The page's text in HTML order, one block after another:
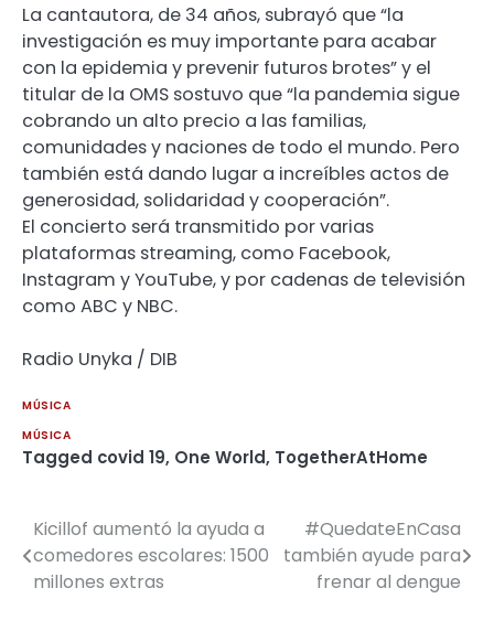
La cantautora, de 34 años, subrayó que “la
investigación es muy importante para acabar
con la epidemia y prevenir futuros brotes” y el
titular de la OMS sostuvo que “la pandemia sigue
cobrando un alto precio a las familias,
comunidades y naciones de todo el mundo. Pero
también está dando lugar a increíbles actos de
generosidad, solidaridad y cooperación”.
El concierto será transmitido por varias
plataformas streaming, como Facebook,
Instagram y YouTube, y por cadenas de televisión
como ABC y NBC.
Radio Unyka / DIB
MÚSICA
MÚSICA
Tagged covid 19, One World, TogetherAtHome
Navegación
de
Kicillof aumentó la ayuda a
comedores escolares: 1500
millones extras
#QuedateEnCasa
también ayude para
frenar al dengue